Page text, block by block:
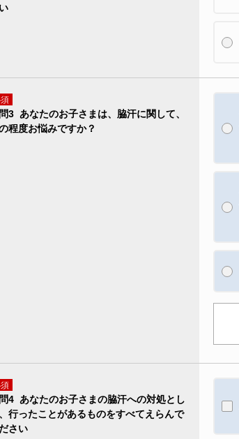
3 あなたのお子さまは、脇汗に関して、
程度お悩みですか？
4 あなたのお子さまの脇汗への対処とし
行ったことがあるものをすべてえらんで
さい